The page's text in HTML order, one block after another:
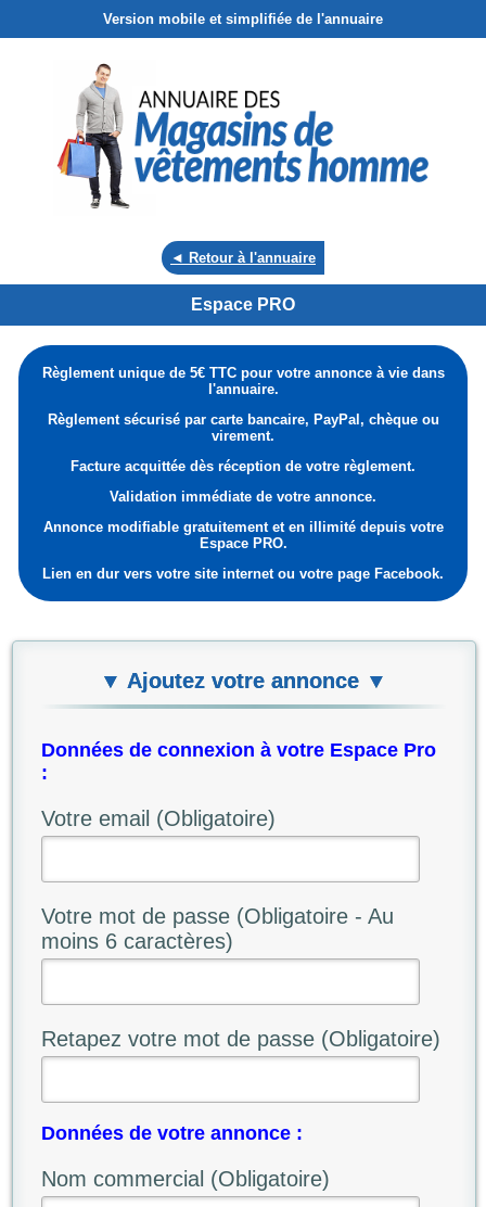
Version mobile et simplifiée de l'annuaire
◄ Retour à l'annuaire
Espace PRO
Règlement unique de 5€ TTC pour votre annonce à vie dans
l'annuaire.
Règlement sécurisé par carte bancaire, PayPal, chèque ou
virement.
Facture acquittée dès réception de votre règlement.
Validation immédiate de votre annonce.
Annonce modifiable gratuitement et en illimité depuis votre
Espace PRO.
Lien en dur vers votre site internet ou votre page Facebook.
▼ Ajoutez votre annonce ▼
Données de connexion à votre Espace Pro
:
Votre email (Obligatoire)
Votre mot de passe (Obligatoire - Au
moins 6 caractères)
Retapez votre mot de passe (Obligatoire)
Données de votre annonce :
Nom commercial (Obligatoire)